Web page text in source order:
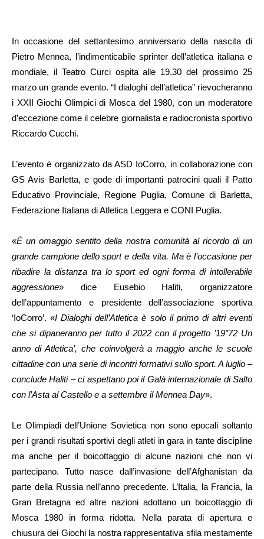
In occasione del settantesimo anniversario della nascita di
Pietro Mennea, l’indimenticabile sprinter dell’atletica italiana e
mondiale, il Teatro Curci ospita alle 19.30 del prossimo 25
marzo un grande evento. “I dialoghi dell’atletica” rievocheranno
i XXII Giochi Olimpici di Mosca del 1980, con un moderatore
d’eccezione come il celebre giornalista e radiocronista sportivo
Riccardo Cucchi.
L’evento è organizzato da ASD IoCorro, in collaborazione con
GS Avis Barletta, e gode di importanti patrocini quali il Patto
Educativo Provinciale, Regione Puglia, Comune di Barletta,
Federazione Italiana di Atletica Leggera e CONI Puglia.
«È un omaggio sentito della nostra comunità al ricordo di un
grande campione dello sport e della vita. Ma è l’occasione per
ribadire la distanza tra lo sport ed ogni forma di intollerabile
aggressione» dice Eusebio Haliti, organizzatore
dell’appuntamento e presidente dell’associazione sportiva
‘IoCorro’. «I Dialoghi dell’Atletica è solo il primo di altri eventi
che si dipaneranno per tutto il 2022 con il progetto ’19″72 Un
anno di Atletica’, che coinvolgerà a maggio anche le scuole
cittadine con una serie di incontri formativi sullo sport. A luglio –
conclude Haliti – ci aspettano poi il Galà internazionale di Salto
con l’Asta al Castello e a settembre il Mennea Day».
Le Olimpiadi dell’Unione Sovietica non sono epocali soltanto
per i grandi risultati sportivi degli atleti in gara in tante discipline
ma anche per il boicottaggio di alcune nazioni che non vi
partecipano. Tutto nasce dall’invasione dell’Afghanistan da
parte della Russia nell’anno precedente. L’Italia, la Francia, la
Gran Bretagna ed altre nazioni adottano un boicottaggio di
Mosca 1980 in forma ridotta. Nella parata di apertura e
chiusura dei Giochi la nostra rappresentativa sfila mestamente